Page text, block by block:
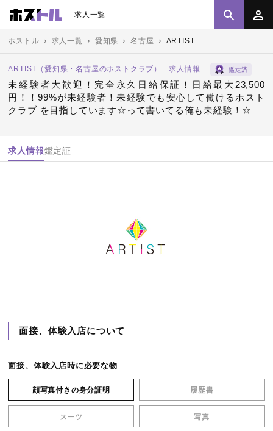
求人一覧
ホストル 求人一覧 愛知県 名古屋 ARTIST
ARTIST（愛知県・名古屋のホストクラブ） - 求人情報
未経験者大歓迎！完全永久日給保証！日給最大23,500
円！！99%が未経験者！未経験でも安心して働けるホスト
クラブ を目指しています☆って書いてる俺も未経験！☆
求人情報鑑定証
面接、体験入店について
面接、体験入店時に必要な物
顔写真付きの身分証明 履歴書
スーツ 写真